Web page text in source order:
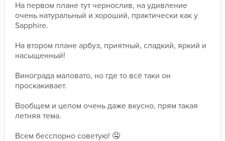
﻿На первом плане тут чернослив, на удивление
очень натуральный и хороший, практически как у
Sapphire.
﻿На втором плане арбуз, приятный, сладкий, яркий и
насыщенный!
﻿Винограда маловато, но где то всё таки он
проскакивает.
﻿Вообщем и целом очень даже вкусно, прям такая
летняя тема.
﻿Всем бесспорно советую! 🤤